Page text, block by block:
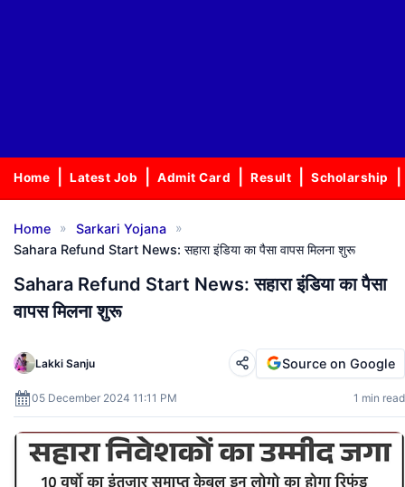
Home Latest Job Admit Card Result Scholarship
Home » Sarkari Yojana
»
Sahara Refund Start News: सहारा इंडिया का पैसा वापस मिलना शुरू
Sahara Refund Start News: सहारा इंडिया का पैसा
वापस मिलना शुरू
Lakki Sanju
05 December 2024 11:11 PM 1 min read
Source on Google